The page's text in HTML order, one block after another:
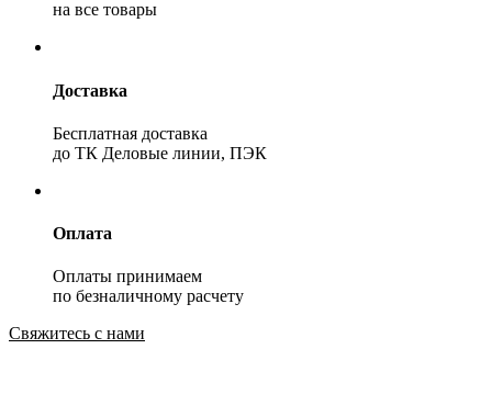
на все товары
Доставка
Бесплатная доставка
до ТК Деловые линии, ПЭК
Оплата
Оплаты принимаем
по безналичному расчету
Свяжитесь с нами